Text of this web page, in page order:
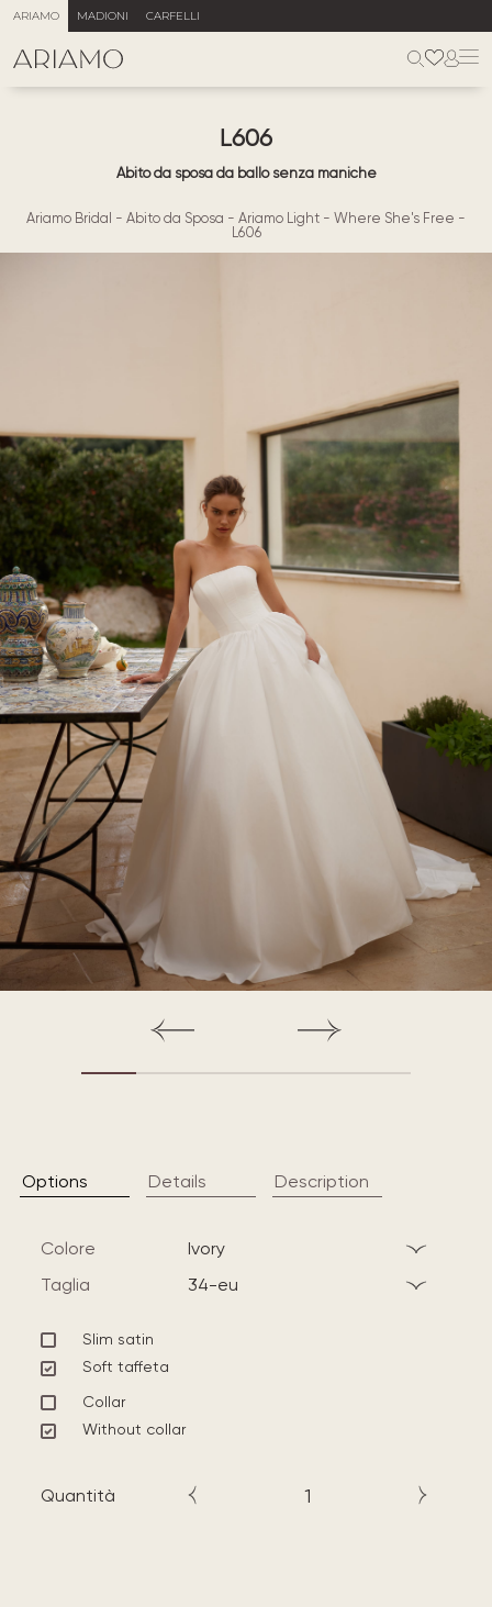
ARIAMO MADIONI CARFELLI
L606
Abito da sposa da ballo senza maniche
Ariamo Bridal - Abito da Sposa - Ariamo Light - Where She's Free -
L606
Options Details Description
Colore
ivory
Taglia
34-eu
Slim satin
Soft taffeta
Collar
Without collar
Quantità